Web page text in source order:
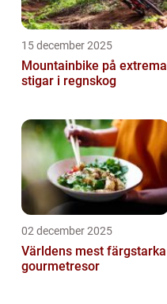
15 december 2025
Mountainbike på extrema
stigar i regnskog
02 december 2025
Världens mest färgstarka
gourmetresor